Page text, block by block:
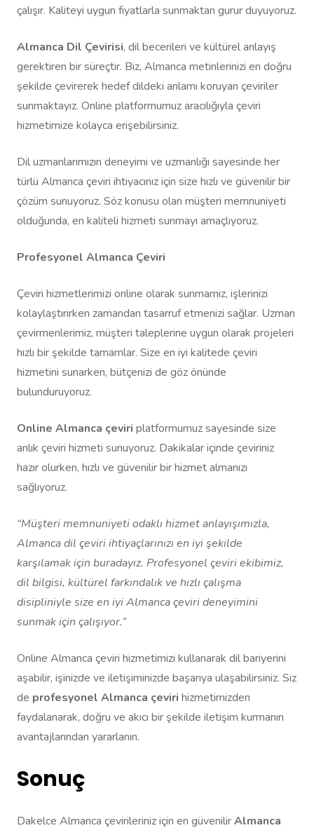
çalışır. Kaliteyi uygun fiyatlarla sunmaktan gurur duyuyoruz.
Almanca Dil Çevirisi, dil becerileri ve kültürel anlayış
gerektiren bir süreçtir. Biz, Almanca metinlerinizi en doğru
şekilde çevirerek hedef dildeki anlamı koruyan çeviriler
sunmaktayız. Online platformumuz aracılığıyla çeviri
hizmetimize kolayca erişebilirsiniz.
Dil uzmanlarımızın deneyimi ve uzmanlığı sayesinde her
türlü Almanca çeviri ihtiyacınız için size hızlı ve güvenilir bir
çözüm sunuyoruz. Söz konusu olan müşteri memnuniyeti
olduğunda, en kaliteli hizmeti sunmayı amaçlıyoruz.
Profesyonel Almanca Çeviri
Çeviri hizmetlerimizi online olarak sunmamız, işlerinizi
kolaylaştırırken zamandan tasarruf etmenizi sağlar. Uzman
çevirmenlerimiz, müşteri taleplerine uygun olarak projeleri
hızlı bir şekilde tamamlar. Size en iyi kalitede çeviri
hizmetini sunarken, bütçenizi de göz önünde
bulunduruyoruz.
Online Almanca çeviri platformumuz sayesinde size
anlık çeviri hizmeti sunuyoruz. Dakikalar içinde çeviriniz
hazır olurken, hızlı ve güvenilir bir hizmet almanızı
sağlıyoruz.
“Müşteri memnuniyeti odaklı hizmet anlayışımızla,
Almanca dil çeviri ihtiyaçlarınızı en iyi şekilde
karşılamak için buradayız. Profesyonel çeviri ekibimiz,
dil bilgisi, kültürel farkındalık ve hızlı çalışma
disipliniyle size en iyi Almanca çeviri deneyimini
sunmak için çalışıyor.”
Online Almanca çeviri hizmetimizi kullanarak dil bariyerini
aşabilir, işinizde ve iletişiminizde başarıya ulaşabilirsiniz. Siz
de profesyonel Almanca çeviri hizmetimizden
faydalanarak, doğru ve akıcı bir şekilde iletişim kurmanın
avantajlarından yararlanın.
Sonuç
Dakelce Almanca çevirileriniz için en güvenilirAlmanca